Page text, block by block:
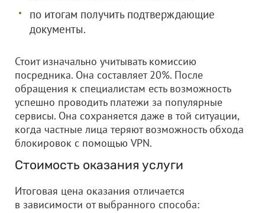
по итогам получить подтверждающие
документы.
Стоит изначально учитывать комиссию
посредника. Она составляет 20%. После
обращения к специалистам есть возможность
успешно проводить платежи за популярные
сервисы. Она сохраняется даже в той ситуации,
когда частные лица теряют возможность обхода
блокировок с помощью VPN.
Стоимость оказания услуги
Итоговая цена оказания отличается
в зависимости от выбранного способа: